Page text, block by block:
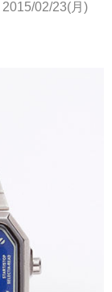
2015/02/23(月)